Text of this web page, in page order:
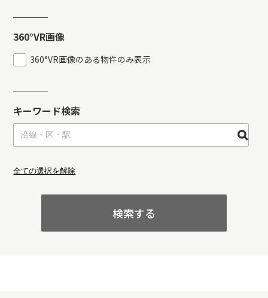
360°VR画像
360°VR画像のある物件のみ表示
キーワード検索
全ての選択を解除
検索する